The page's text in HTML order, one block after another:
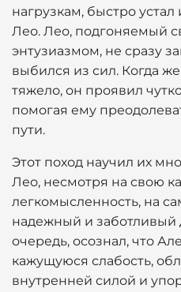
нагрузкам, быстро устал
Лео. Лео, подгоняемый
энтузиазмом, не сразу
выбился из сил. Когда
тяжело, он проявил
помогая ему
пути.
Этот поход научил их
Лео, несмотря на свою
легкомысленность, на
надежный и заботливый
очередь, осознал, что
кажущуюся слабость,
внутренней силой и